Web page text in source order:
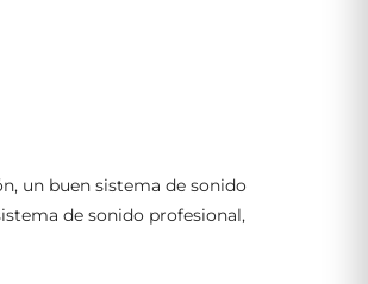
un buen sistema de sonido
de sonido profesional,